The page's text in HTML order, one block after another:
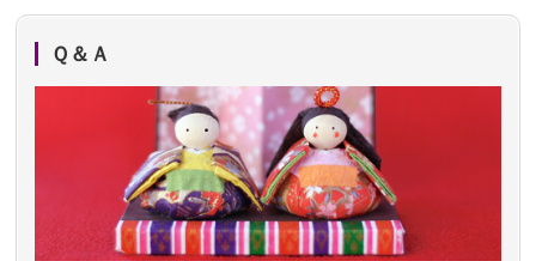
2026/08/01 11:07
2026/07/31 17:28 栃木県の方からお申込み
2026/07/31 12:32 東京都の方からお申込み
2026/07/31 10:29 京都市の方からお申込み
2026/07/31 08:41 埼玉県の方からお申込み
供養の内容（料金や送り方等）がとて
も丁寧に説...
2026/07/18つい先日も利用させていただきまし
た。 手続...
Ｑ＆Ａ